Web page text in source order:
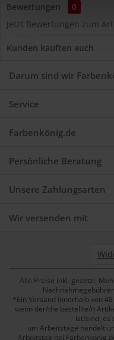
Bewertungen
0
Jetzt Bewertungen zum
Kunden kauften auch
Darum sind wir
Service
Farbenkönig.de
Persönliche Beratung
Unsere Zahlungsarten
Wir versenden mit
Alle Preise inkl. gesetzl.
*Ein Versand innerhalb von
wenn der/die bestellte/n
ist/sind, es
um Arbeitstage handelt
Arbeitstag bei